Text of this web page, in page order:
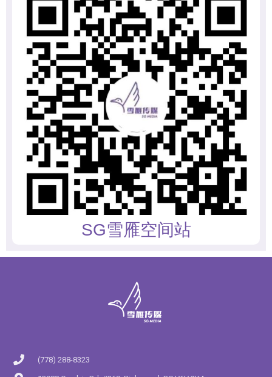
SG雪雁空间站
(778) 288-8323